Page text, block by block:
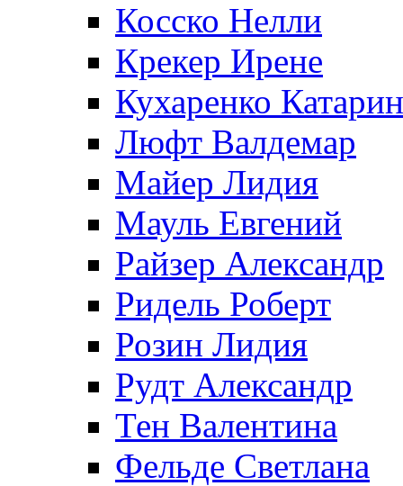
Косско Нелли
Крекер Ирене
Кухаренко
Люфт Валдемaр
Майер Лидия
Мауль Евгений
Райзер Александр
Ридель Роберт
Розин Лидия
Рудт Александр
Тен Валентина
Фельде Светлана